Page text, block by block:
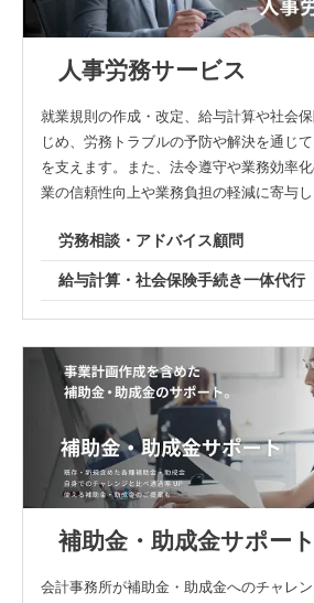
人事労務サービス
就業規則の作成・改定、給与計算や社会
じめ、労務トラブルの予防や解決を通じ
を支えます。また、法令遵守や業務効率
業の信頼性向上や業務負担の軽減に寄与し
労務相談・アドバイス顧問
給与計算・社会保険手続き一体代行
補助金・助成金サポート
会計事務所が補助金・助成金へのチャレ